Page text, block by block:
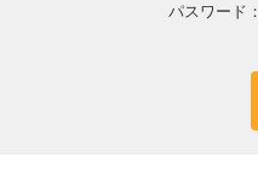
パスワード：